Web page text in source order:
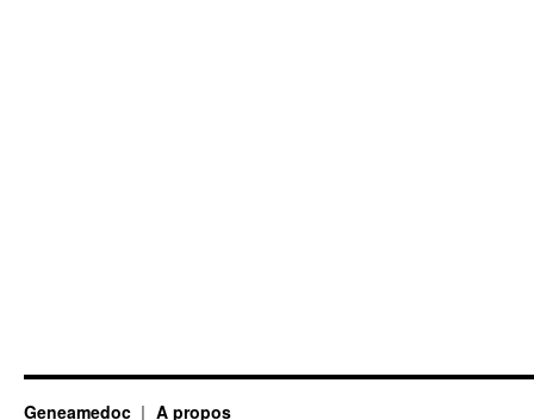
Geneamedoc A propos